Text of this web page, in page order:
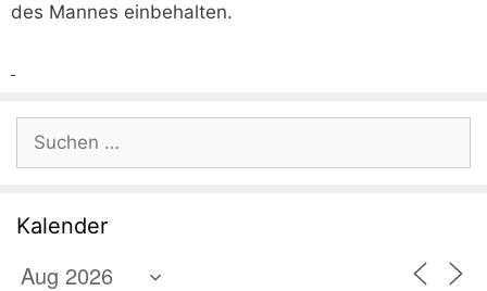
des Mannes einbehalten.
nach:
Kalender